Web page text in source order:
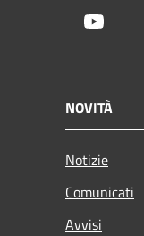
NOVITÀ
Notizie
Comunicati
Avvisi